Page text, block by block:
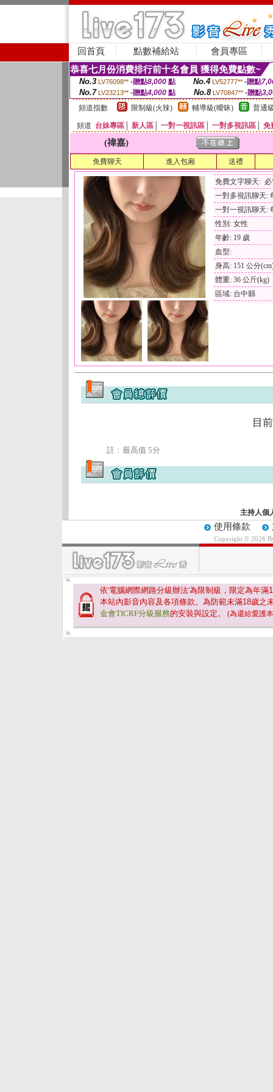
回首頁 點數補給站 會員專區
恭喜七月份消費排行前十名會員 獲得免費點數~
No.3 LV76098** -贈點8,000點 No.4 LV52777** -贈點
No.7 LV23213** -贈點4,000 點 No.8 LV70847** -贈點
頻道指數
限制級(火辣) 輔導級(曖昧) 普通
頻道 台妹專區 新人區 一對一視訊區 一對多視訊區 免
(禕嘉)
免費聊天 進入包廂 送禮
免費文字聊天:
一對多視訊聊天:
一對一視訊聊天:
性別: 女性
年齡: 19 歲
血型:
身高: 151 公分
體重: 36 公斤(kg)
區域: 台中縣
目
註﹕最高值 5分
主持人個
使用條款
Copyright © 2026
依'電腦網際網路分級辦法'為限制級，限定為年滿
本站內影音內容及各項條款。為防範未滿18歲之
金會TICRF分級服務的安裝與設定。 (為還給愛護